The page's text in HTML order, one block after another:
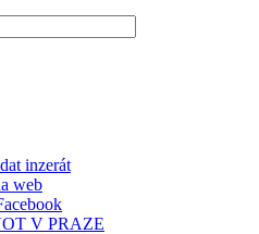
inzerát
web
V PRAZE